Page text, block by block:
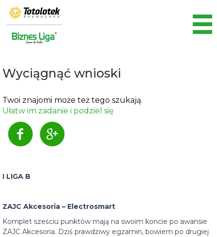
Wyciągnąć wnioski
Twoi znajomi może też tego szukają.
Ułatw im zadanie i podziel się
I LIGA B
ZAJC Akcesoria – Electrosmart
Komplet sześciu punktów mają na swoim koncie po awansie
ZAJC Akcesoria. Dziś prawdziwy egzamin, bowiem po drugiej